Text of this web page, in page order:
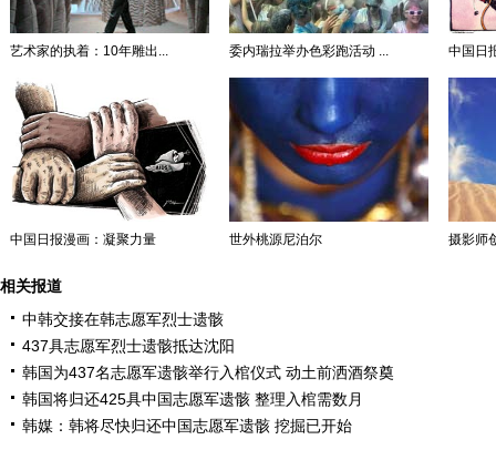
艺术家的执着：10年雕出... 委内瑞拉举办色彩跑活动 ... 中国日
中国日报漫画：凝聚力量 世外桃源尼泊尔 摄影师
相关报道
中韩交接在韩志愿军烈士遗骸
437具志愿军烈士遗骸抵达沈阳
韩国为437名志愿军遗骸举行入棺仪式 动土前洒酒祭奠
韩国将归还425具中国志愿军遗骸 整理入棺需数月
韩媒：韩将尽快归还中国志愿军遗骸 挖掘已开始